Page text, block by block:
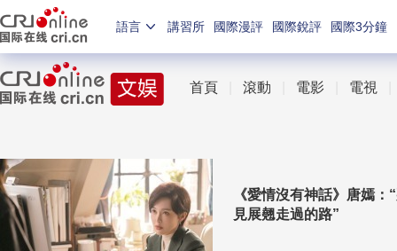
語言 講習所 國際漫評 國際銳評 國際3分鐘
首頁 滾動 電影 電視
《愛情沒有神話》唐嫣
見展翹走過的路”